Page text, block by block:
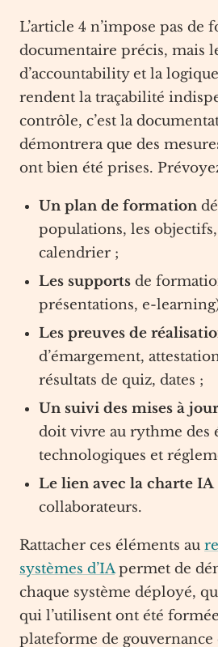
L’article 4 n’impose pas de
documentaire précis, mais
d’accountability et la
rendent la traçabilité
contrôle, c’est la
démontrera que des
ont bien été prises.
Un plan de formation
populations, les
calendrier ;
Les supports de
présentations, e-
Les preuves de
d’émargement,
résultats de quiz, dates ;
Un suivi des mises à jour
doit vivre au rythme des
technologiques et
Le lien avec la charte IA
collaborateurs.
Rattacher ces éléments au
systèmes d’IApermet de
chaque système déployé,
qui l’utilisent ont été
plateforme de gouvernance